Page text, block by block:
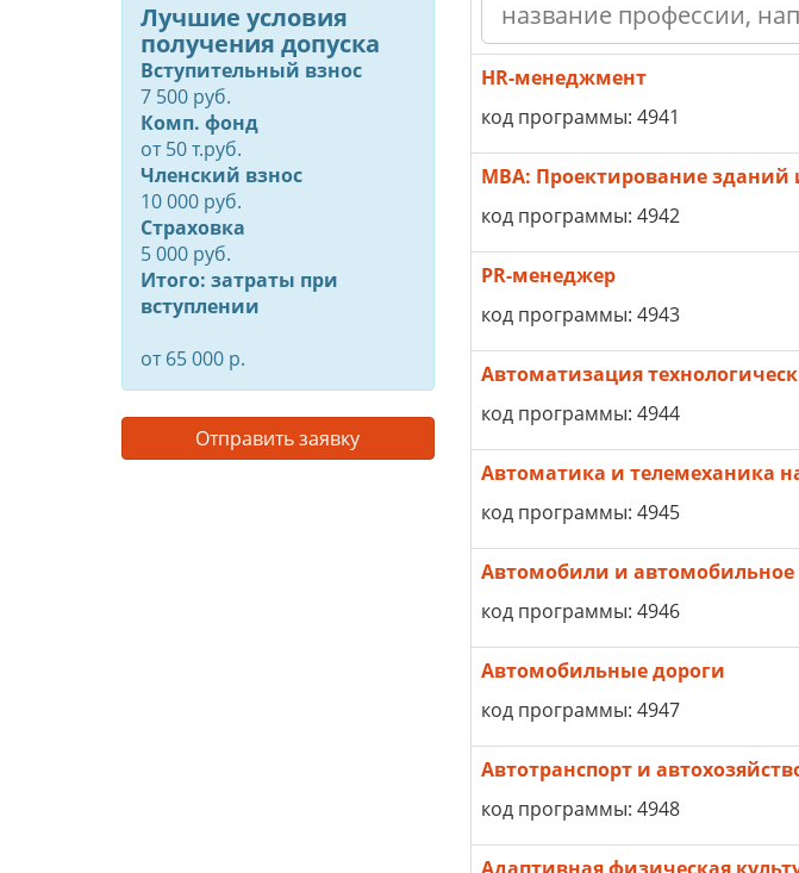
HR-менеджмент
код программы: 4941
MBA: Проектирование зданий
код программы: 4942
PR-менеджер
код программы: 4943
Автоматизация
код программы: 4944
Автоматика и телемеханика
код программы: 4945
Автомобили и автомобильное
код программы: 4946
Автомобильные дороги
код программы: 4947
Автотранспорт и
код программы: 4948
Лучшие условия
получения допуска
Вступительный взнос
7 500 руб.
Комп. фонд
от50т.руб.
Членский взнос
10 000 руб.
Страховка
5 000 руб.
Итого: затраты при
вступлении
от 65 000 р.
Отправить заявку